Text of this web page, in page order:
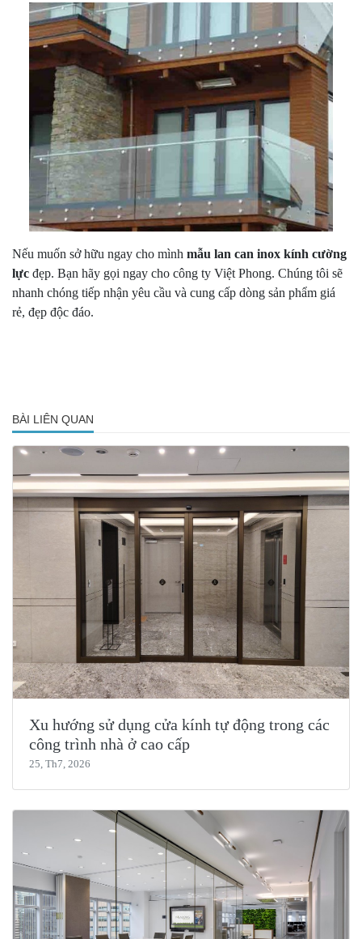
Nếu muốn sở hữu ngay cho mình mẫu lan can inox kính cường
lực đẹp. Bạn hãy gọi ngay cho công ty Việt Phong. Chúng tôi sẽ
nhanh chóng tiếp nhận yêu cầu và cung cấp dòng sản phẩm giá
rẻ, đẹp độc đáo.
BÀI LIÊN QUAN
Xu hướng sử dụng cửa kính tự động trong các
công trình nhà ở cao cấp
25, Th7, 2026